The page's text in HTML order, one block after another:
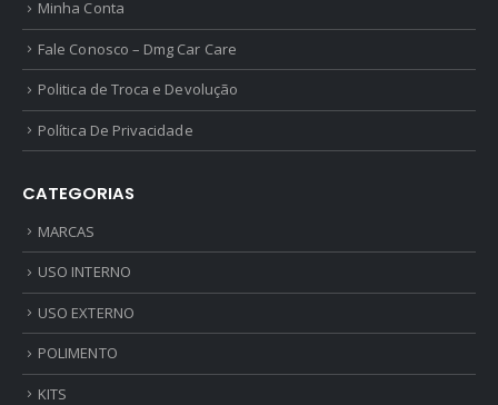
Minha Conta
Fale Conosco – Dmg Car Care
Politica de Troca e Devolução
Política De Privacidade
CATEGORIAS
MARCAS
USO INTERNO
USO EXTERNO
POLIMENTO
KITS